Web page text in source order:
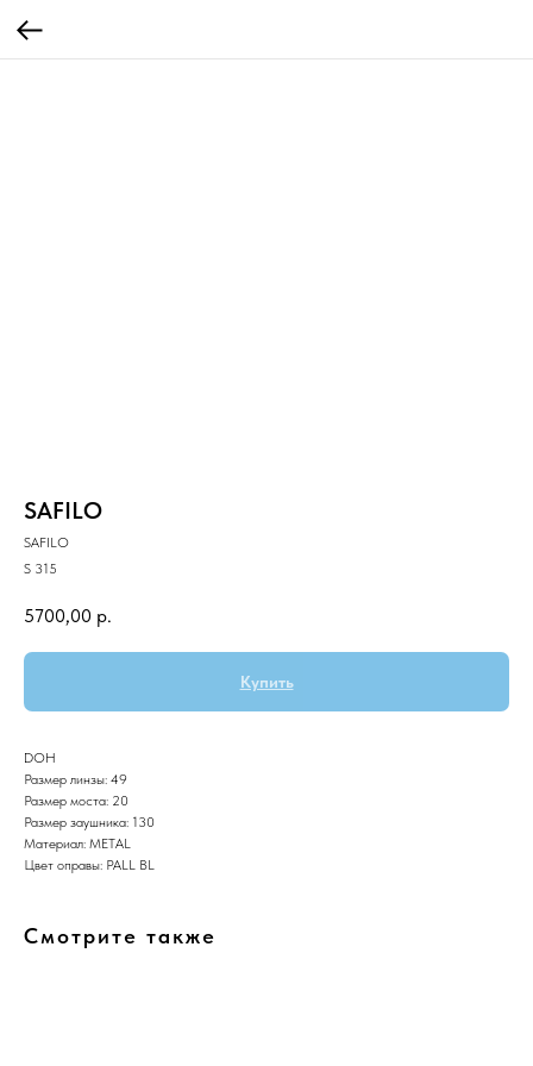
SAFILO
SAFILO
S 315
5700,00 р.
Купить
DOH
Размер линзы: 49
Размер моста: 20
Размер заушника: 130
Материал: METAL
Цвет оправы: PALL BL
Смотрите также